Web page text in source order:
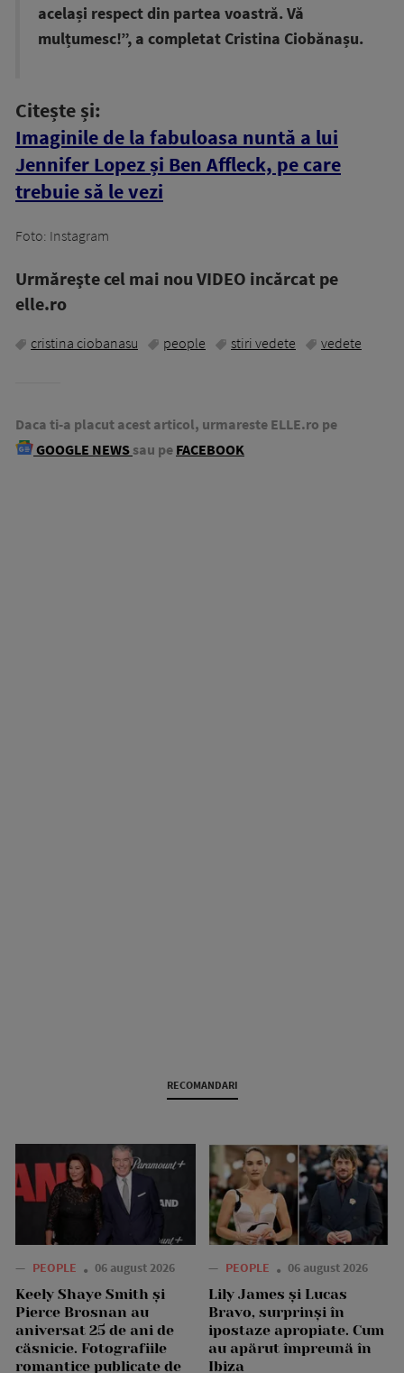
același respect din partea voastră. Vă
mulțumesc!”, a completat Cristina Ciobănașu.
Citește și:
Imaginile de la fabuloasa nuntă a lui
Jennifer Lopez și Ben Affleck, pe care
trebuie să le vezi
Foto: Instagram
Urmăreşte cel mai nou VIDEO incărcat pe
elle.ro
cristina ciobanasu people stiri vedete vedete
Daca ti-a placut acest articol, urmareste ELLE.ro pe
GOOGLE NEWS sau pe FACEBOOK
RECOMANDARI
— PEOPLE 06 august 2026
Keely Shaye Smith și
Pierce Brosnan au
aniversat 25 de ani de
căsnicie. Fotografiile
romantice publicate de
— PEOPLE 06 august 2026
Lily James și Lucas
Bravo, surprinși în
ipostaze apropiate. Cum
au apărut împreună în
Ibiza